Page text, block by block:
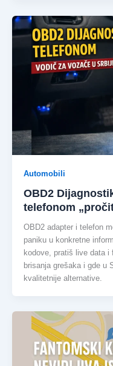
Automobili
OBD2
telefonom
OBD2 adapter i telefon
paniku u konkretne
kodove, pratiš live data
brisanja grešaka i gde u
kvalitetnije alternative.